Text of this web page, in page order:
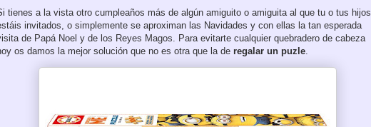
tienes a la vista otro cumpleaños más de algún amiguito o amiguita al que tu o tus hijos
invitados, o simplemente se aproximan las Navidades y con ellas la tan esperada
de Papá Noel y de los Reyes Magos. Para evitarte cualquier quebradero de cabeza
os damos la mejor solución que no es otra que la de regalar un puzle